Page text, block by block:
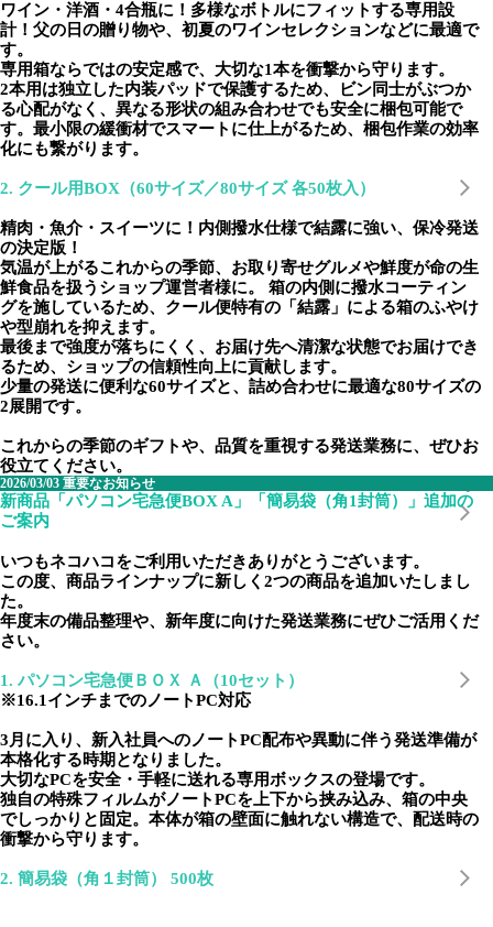
ワイン・洋酒・4合瓶に！多様なボトルにフィットする専用設
計！父の日の贈り物や、初夏のワインセレクションなどに最適で
す。
専用箱ならではの安定感で、大切な1本を衝撃から守ります。
2本用は独立した内装パッドで保護するため、ビン同士がぶつか
る心配がなく、異なる形状の組み合わせでも安全に梱包可能で
す。最小限の緩衝材でスマートに仕上がるため、梱包作業の効率
化にも繋がります。
2. クール用BOX（60サイズ／80サイズ 各50枚入）
精肉・魚介・スイーツに！内側撥水仕様で結露に強い、保冷発送
の決定版！
気温が上がるこれからの季節、お取り寄せグルメや鮮度が命の生
鮮食品を扱うショップ運営者様に。 箱の内側に撥水コーティン
グを施しているため、クール便特有の「結露」による箱のふやけ
や型崩れを抑えます。
最後まで強度が落ちにくく、お届け先へ清潔な状態でお届けでき
るため、ショップの信頼性向上に貢献します。
少量の発送に便利な60サイズと、詰め合わせに最適な80サイズの
2展開です。
これからの季節のギフトや、品質を重視する発送業務に、ぜひお
役立てください。
2026/03/03 重要なお知らせ
新商品「パソコン宅急便BOX A」「簡易袋（角1封筒）」追加の
ご案内
いつもネコハコをご利用いただきありがとうございます。
この度、商品ラインナップに新しく2つの商品を追加いたしまし
た。
年度末の備品整理や、新年度に向けた発送業務にぜひご活用くだ
さい。
1. パソコン宅急便ＢＯＸ Ａ（10セット）
※16.1インチまでのノートPC対応
3月に入り、新入社員へのノートPC配布や異動に伴う発送準備が
本格化する時期となりました。
大切なPCを安全・手軽に送れる専用ボックスの登場です。
独自の特殊フィルムがノートPCを上下から挟み込み、箱の中央
でしっかりと固定。本体が箱の壁面に触れない構造で、配送時の
衝撃から守ります。
2. 簡易袋（角１封筒） 500枚